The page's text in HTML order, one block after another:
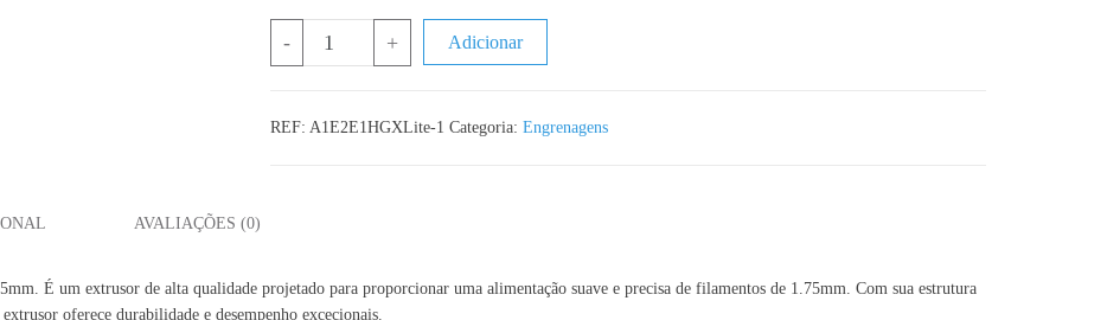
- + Adicionar
REF: A1E2E1HGXLite-1 Categoria: Engrenagens
AVALIAÇÕES (0)
É um extrusor de alta qualidade projetado para proporcionar uma alimentação suave e precisa de filamentos de 1.75mm. Com sua estrutura
oferece durabilidade e desempenho excecionais.